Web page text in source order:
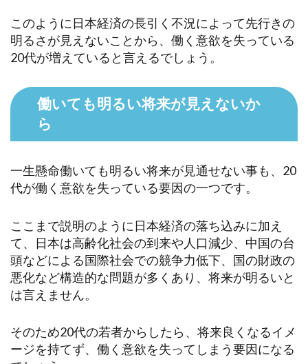
このように日本経済の長引く不況によって先行きの
明るさが見えないことから、働く意欲を失っている
20代が増えていると言えるでしょう。
働いても明るい将来が見えないか
ら
一生懸命働いても明るい将来が見通せない事も、20
代が働く意欲を失っている要因の一つです。
ここまで説明のように日本経済の落ち込みに加え
て、日本は高齢化社会の到来や人口減少、中国の台
頭などによる国際社会での競争力低下、国の財政の
悪化など構造的な問題が多くあり、将来が明るいと
は言えません。
そのため20代の若者からしたら、将来良くなるイメ
ージを持てず、働く意欲を失ってしまう要因になる